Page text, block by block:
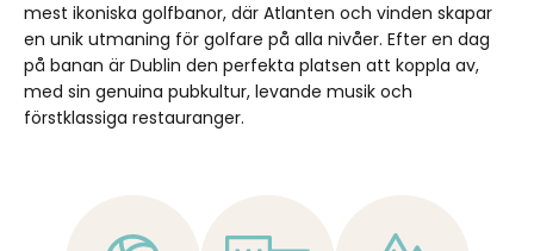
mest ikoniska golfbanor, där Atlanten och vinden skapar
en unik utmaning för golfare på alla nivåer. Efter en dag
på banan är Dublin den perfekta platsen att koppla av,
med sin genuina pubkultur, levande musik och
förstklassiga restauranger.